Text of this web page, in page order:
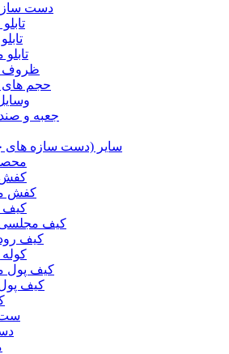
دست
ظروف
حجم های
جعبه و
سایر (دست سازه های
کفش
کفش
کیف
کیف مجلسی
کیف
کیف پول
کیف پول